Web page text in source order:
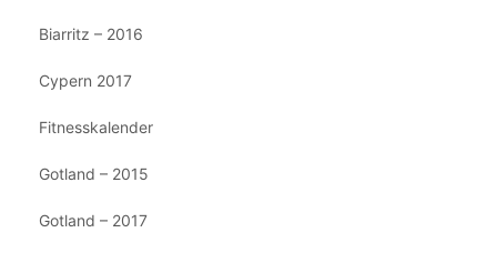
Biarritz – 2016
Cypern 2017
Fitnesskalender
Gotland – 2015
Gotland – 2017